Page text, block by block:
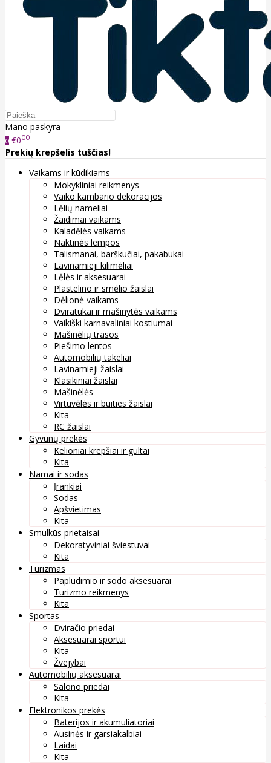
Mano paskyra
0 €000
Prekių krepšelis tuščias!
Vaikams ir kūdikiams
Mokykliniai reikmenys
Vaiko kambario dekoracijos
Lėlių nameliai
Žaidimai vaikams
Kaladėlės vaikams
Naktinės lempos
Talismanai, barškučiai, pakabukai
Lavinamieji kilimėliai
Lėlės ir aksesuarai
Plastelino ir smėlio žaislai
Dėlionė vaikams
Dviratukai ir mašinytės vaikams
Vaikiški karnavaliniai kostiumai
Mašinėlių trasos
Piešimo lentos
Automobilių takeliai
Lavinamieji žaislai
Klasikiniai žaislai
Mašinėlės
Virtuvėlės ir buities žaislai
Kita
RC žaislai
Gyvūnų prekės
Kelioniai krepšiai ir gultai
Kita
Namai ir sodas
Įrankiai
Sodas
Apšvietimas
Kita
Smulkūs prietaisai
Dekoratyviniai šviestuvai
Kita
Turizmas
Paplūdimio ir sodo aksesuarai
Turizmo reikmenys
Kita
Sportas
Dviračio priedai
Aksesuarai sportui
Kita
Žvejybai
Automobilių aksesuarai
Salono priedai
Kita
Elektronikos prekės
Baterijos ir akumuliatoriai
Ausinės ir garsiakalbiai
Laidai
Kita